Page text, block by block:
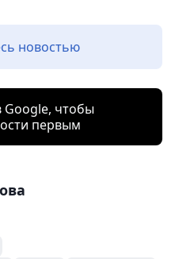
новостью
Google, чтобы
первым